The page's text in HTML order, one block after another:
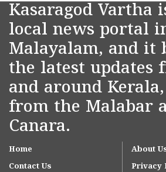
Kasaragod Vartha
local news portal
Malayalam, and it
the latest updates
and around
from the Malabar
Canara.
Home
About
Contact Us
Privacy